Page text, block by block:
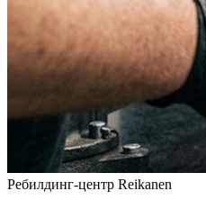
Ребилдинг-центр Reikanen